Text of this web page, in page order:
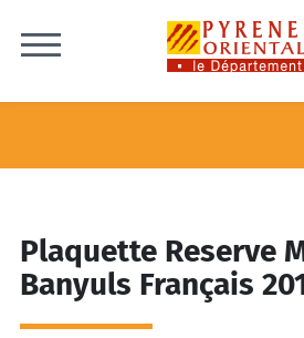
Plaquette Reserve
Banyuls Français